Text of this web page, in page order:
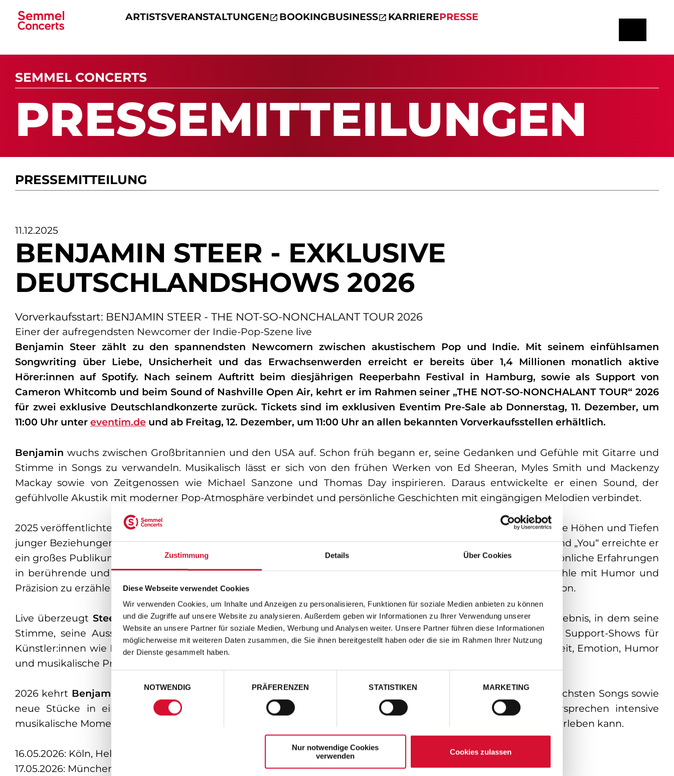
Zustimmung Details Über Cookies
Diese Webseite verwendet Cookies
Wir verwenden Cookies, um Inhalte und Anzeigen zu personalisieren, Funktionen für soziale Medien anbieten zu können
und die Zugriffe auf unsere Website zu analysieren. Außerdem geben wir Informationen zu Ihrer Verwendung unserer
Website an unsere Partner für soziale Medien, Werbung und Analysen weiter. Unsere Partner führen diese Informationen
möglicherweise mit weiteren Daten zusammen, die Sie ihnen bereitgestellt haben oder die sie im Rahmen Ihrer Nutzung
der Dienste gesammelt haben.
NOTWENDIG
PRÄFERENZEN STATISTIKEN MARKETING
Nur notwendige Cookies
verwenden
Cookies zulassen
ARTISTSVERANSTALTUNGEN BOOKINGBUSINESS KARRIEREPRESSE
SEMMEL CONCERTS
PRES­SE­MIT­TEI­LUN­GEN
PRESSE­MITTEILUNG
11.12.2025
BENJAMIN STEER - EXKLUSIVE
DEUTSCHLANDSHOWS 2026
Vorverkaufsstart: BENJAMIN STEER - THE NOT-SO-NONCHALANT TOUR 2026
Einer der aufregendsten Newcomer der Indie-Pop-Szene live
Benjamin Steer zählt zu den spannendsten Newcomern zwischen akustischem Pop und Indie. Mit seinem einfühlsamen
Songwriting über Liebe, Unsicherheit und das Erwachsenwerden erreicht er bereits über 1,4 Millionen monatlich aktive
Hörer:innen auf Spotify. Nach seinem Auftritt beim diesjährigen Reeperbahn Festival in Hamburg, sowie als Support von
Cameron Whitcomb und beim Sound of Nashville Open Air, kehrt er im Rahmen seiner „THE NOT-SO-NONCHALANT TOUR“ 2026
für zwei exklusive Deutschlandkonzerte zurück. Tickets sind im exklusiven Eventim Pre-Sale ab Donnerstag, 11. Dezember, um
11:00 Uhr unter eventim.de und ab Freitag, 12. Dezember, um 11:00 Uhr an allen bekannten Vorverkaufsstellen erhältlich.
Benjamin wuchs zwischen Großbritannien und den USA auf. Schon früh begann er, seine Gedanken und Gefühle mit Gitarre und
Stimme in Songs zu verwandeln. Musikalisch lässt er sich von den frühen Werken von Ed Sheeran, Myles Smith und Mackenzy
Mackay sowie von Zeitgenossen wie Michael Sanzone und Thomas Day inspirieren. Daraus entwickelte er einen Sound, der
gefühlvolle Akustik mit moderner Pop-Atmosphäre verbindet und persönliche Geschichten mit eingängigen Melodien verbindet.
2025 veröffentlichte Benjamin Steer
seine EP „Figuring It Out“, die seine reflektierte und persönliche Sicht auf die Höhen und Tiefen
junger Beziehungen zeigt. Zusammen mit weiteren EPs und Songs wie „No One Wants To Die Alone“, „Sinner“ und „You“ erreichte er
ein großes Publikum und mehrere Millionen Streams. Diese Veröffentlichungen unterstreichen sein Talent, persönliche Erfahrungen
in berührende und greifbare Geschichten zu verwandeln. Rolling Stone UK lobte seine Fähigkeit, intime Gefühle mit Humor und
Präzision zu erzählen, und bezeichnete ihn als einen der vielversprechendsten Singer-Songwriter seiner Generation.
Live überzeugt Steer
als Geschichtenerzähler und Performer. Er verwandelt jedes Konzert in ein intensives Erlebnis, in dem seine
Stimme, seine Ausstrahlung und die Geschichten seiner Songs die Zuschauer:innen unmittelbar berühren. Support-Shows für
Künstler:innen wie Myles Smith, Calum Bowie, Kingfishr, Kerr Mercer, Arthur Hill und AJR zeigten seine Fähigkeit, Emotion, Humor
und musikalische Präzision zu verbinden und unvergessliche Auftritte zu schaffen.
2026 kehrt Benjamin Steerfür zwei exklusive Konzerte nach Deutschland zurück. Dabei wird er seine erfolgreichsten Songs sowie
neue Stücke in einer mitreißenden und gleichzeitig intimen Atmosphäre präsentieren. Die Konzerte versprechen intensive
musikalische Momente, humorvolle Zwischentöne und berührende Geschichten, die das Publikum hautnah miterleben kann.
16.05.2026: Köln, Helios37
17.05.2026: München, Strom